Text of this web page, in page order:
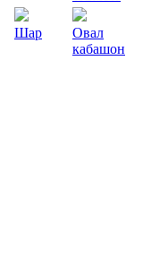
Шар
Овал
кабашон